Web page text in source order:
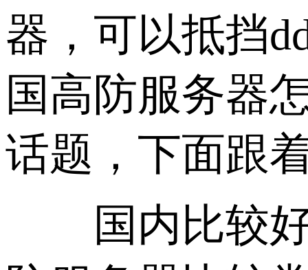
器，可以抵挡
国高防服务器
话题，下面跟
国内比较好